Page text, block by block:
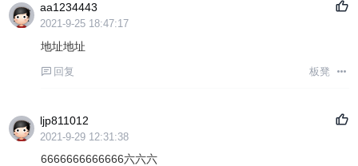
aa1234443
2021-9-25 18:47:17
地址地址
回复 板凳
ljp811012
2021-9-29 12:31:38
6666666666666六六六